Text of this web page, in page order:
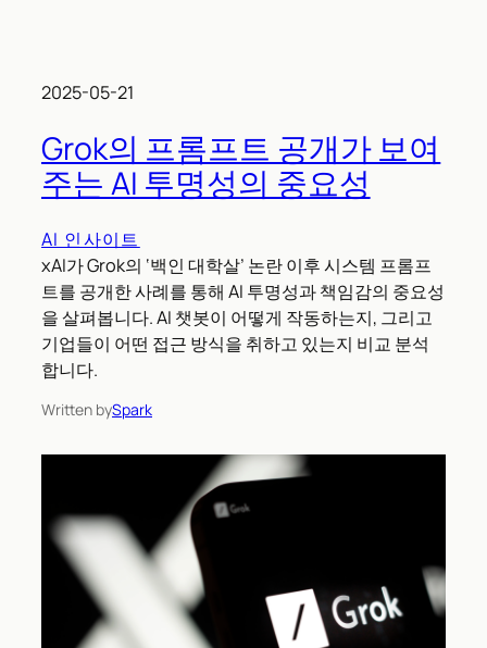
2025-05-21
Grok의 프롬프트 공개가 보여
주는 AI 투명성의 중요성
AI 인사이트
xAI가 Grok의 ‘백인 대학살’ 논란 이후 시스템 프롬프
트를 공개한 사례를 통해 AI 투명성과 책임감의 중요성
을 살펴봅니다. AI 챗봇이 어떻게 작동하는지, 그리고
기업들이 어떤 접근 방식을 취하고 있는지 비교 분석
합니다.
Written bySpark